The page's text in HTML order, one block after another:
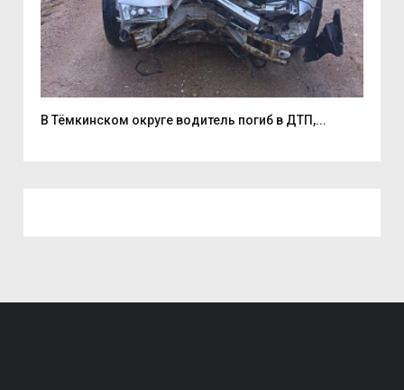
В Тёмкинском округе водитель погиб в ДТП,...